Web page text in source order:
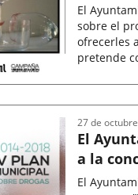
El
sobre el
ofrecerles
pretende
El
a la
El
27 de